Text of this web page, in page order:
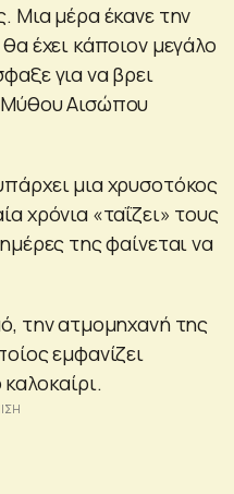
Μια μέρα έκανε την
έχει κάποιον μεγάλο
για να βρει
Μύθου Αισώπου
μια χρυσοτόκος
χρόνια «ταΐζει» τους
της φαίνεται να
την ατμομηχανή της
εμφανίζει